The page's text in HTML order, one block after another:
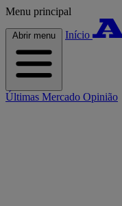
Menu principal
Abrir menu Início
Últimas Mercado Opinião